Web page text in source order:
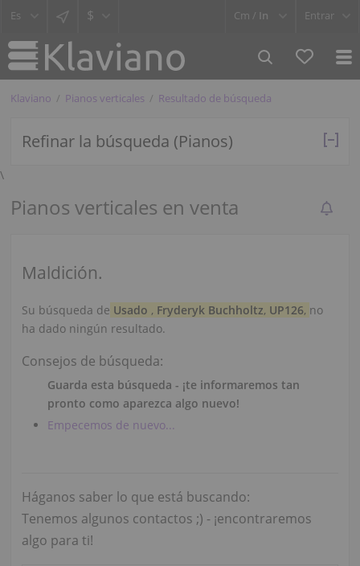
$ Cm / In Entrar
Klaviano Pianos verticales Resultado de búsqueda
Refinar la búsqueda (Pianos)
\
Pianos verticales en venta
Maldición.
Su búsqueda de Usado , Fryderyk Buchholtz, UP126, no
ha dado ningún resultado.
Consejos de búsqueda:
Guarda esta búsqueda - ¡te informaremos tan
pronto como aparezca algo nuevo!
Empecemos de nuevo...
Háganos saber lo que está buscando:
Tenemos algunos contactos ;) - ¡encontraremos
algo para ti!